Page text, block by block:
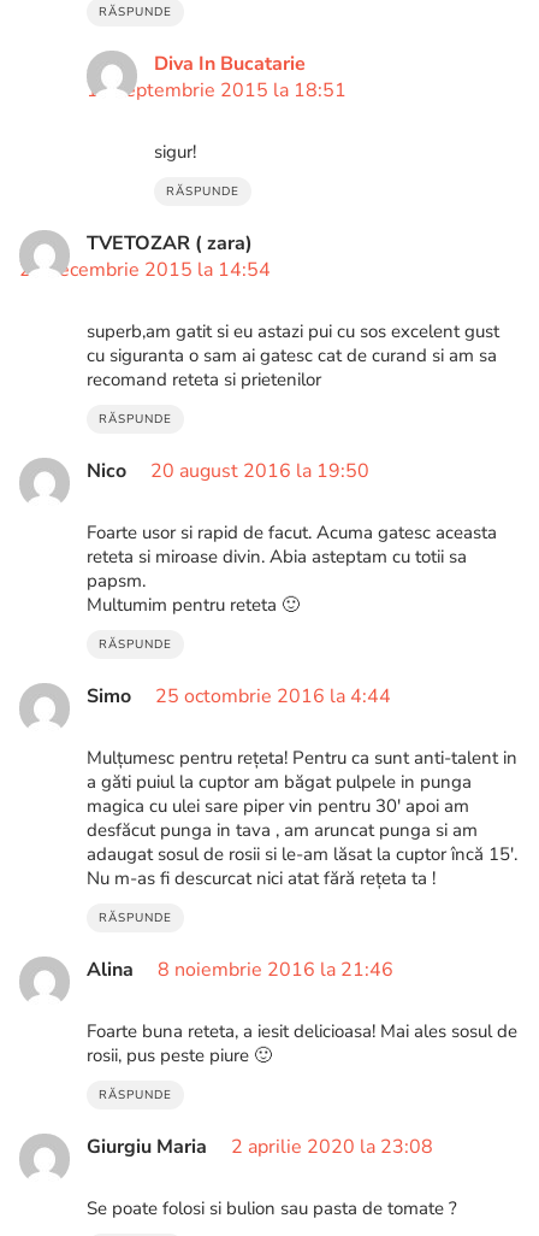
RĂSPUNDE
Diva In Bucatarie
18 septembrie 2015 la 18:51
sigur!
RĂSPUNDE
TVETOZAR ( zara)
27 decembrie 2015 la 14:54
superb,am gatit si eu astazi pui cu sos excelent gust
cu siguranta o sam ai gatesc cat de curand si am sa
recomand reteta si prietenilor
RĂSPUNDE
Nico 20 august 2016 la 19:50
Foarte usor si rapid de facut. Acuma gatesc aceasta
reteta si miroase divin. Abia asteptam cu totii sa
papsm.
Multumim pentru reteta 🙂
RĂSPUNDE
Simo 25 octombrie 2016 la 4:44
Mulțumesc pentru rețeta! Pentru ca sunt anti-talent in
a găti puiul la cuptor am băgat pulpele in punga
magica cu ulei sare piper vin pentru 30′ apoi am
desfăcut punga in tava , am aruncat punga si am
adaugat sosul de rosii si le-am lăsat la cuptor încă 15′.
Nu m-as fi descurcat nici atat fără rețeta ta !
RĂSPUNDE
Alina 8 noiembrie 2016 la 21:46
Foarte buna reteta, a iesit delicioasa! Mai ales sosul de
rosii, pus peste piure 🙂
RĂSPUNDE
Giurgiu Maria 2 aprilie 2020 la 23:08
Se poate folosi si bulion sau pasta de tomate ?